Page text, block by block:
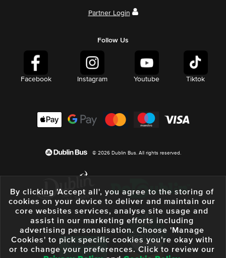
Partner Login
Follow Us
Facebook Instagram Youtube Tiktok
© 2026 Dublin Bus. All rights reserved.
By clicking 'Accept all', you agree to the storing of
cookies on your device to deliver and maintain our
core websites services, analyse site usage and
assist in our marketing efforts including
advertising personalisation. Choose 'Manage
Cookies' to pick specific cookies you're okay with
or to change your preferences. Click to review our